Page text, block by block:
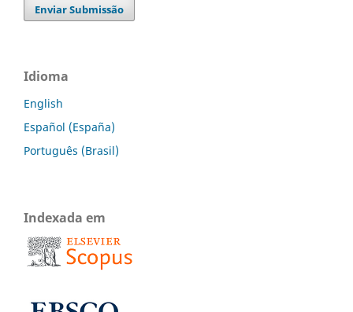
Enviar Submissão
Idioma
English
Español (España)
Português (Brasil)
Indexada em